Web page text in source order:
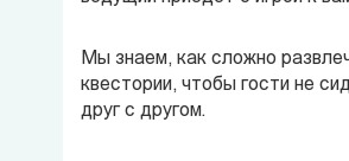
Мы знаем, как сложно
квестории, чтобы гости не
друг с другом.